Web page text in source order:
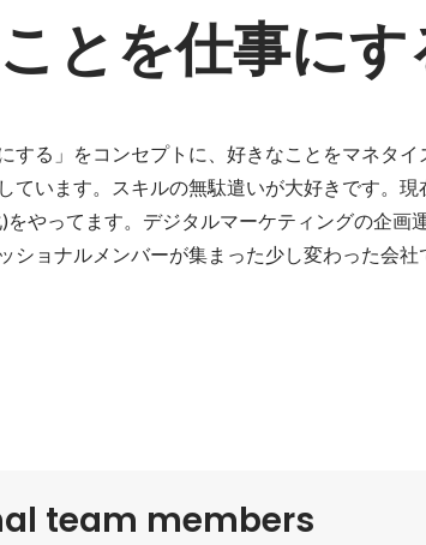
とを仕事にす
する」をコンセプトに、好きなことをマネタ
ています。スキルの無駄遣いが大好きです。
をやってます。デジタルマーケティングの企画
ショナルメンバーが集まった少し変わった会社
team members